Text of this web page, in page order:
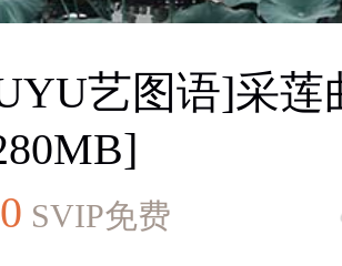
艺图语]采莲
SVIP免费